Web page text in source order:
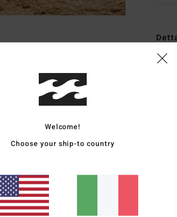
Welcome!
Choose your ship-to country